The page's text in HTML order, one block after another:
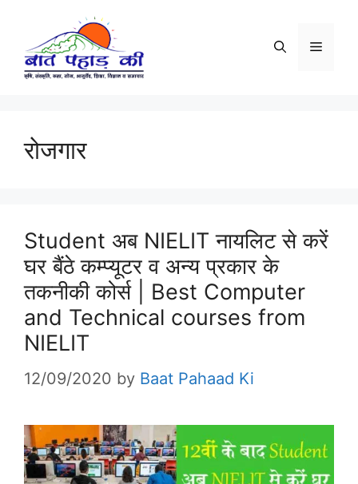
content
Menu
रोजगार
Student अब NIELIT नायलिट से करें
घर बैंठे कम्प्यूटर व अन्य प्रकार के
तकनीकी कोर्स | Best Computer
and Technical courses from
NIELIT
12/09/2020 by Baat Pahaad Ki